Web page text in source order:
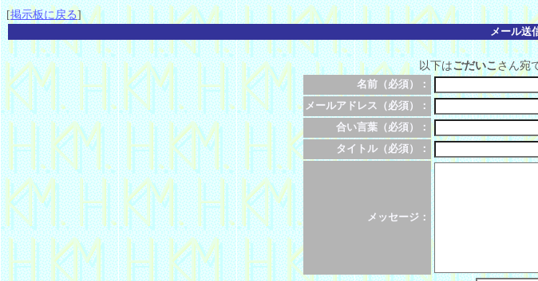
[掲示板に戻る]
メール送
以下はごだいこさん宛
名前（必須）：
メールアドレス（必須）：
合い言葉（必須）：
タイトル（必須）：
メッセージ：